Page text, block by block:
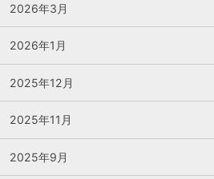
2026年3月
2026年1月
2025年12月
2025年11月
2025年9月